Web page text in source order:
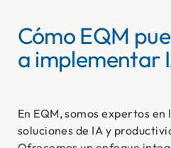
Cómo EQM
a implementar
En EQM, somos expertos
soluciones de IA y